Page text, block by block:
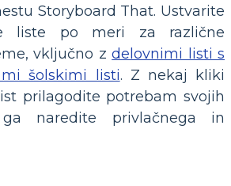
Storyboard That. Ustvarite
liste po meri za različne
vključno zdelovnimi listi s
šolskimi listi. Z nekaj kliki
prilagodite potrebam svojih
naredite privlačnega in